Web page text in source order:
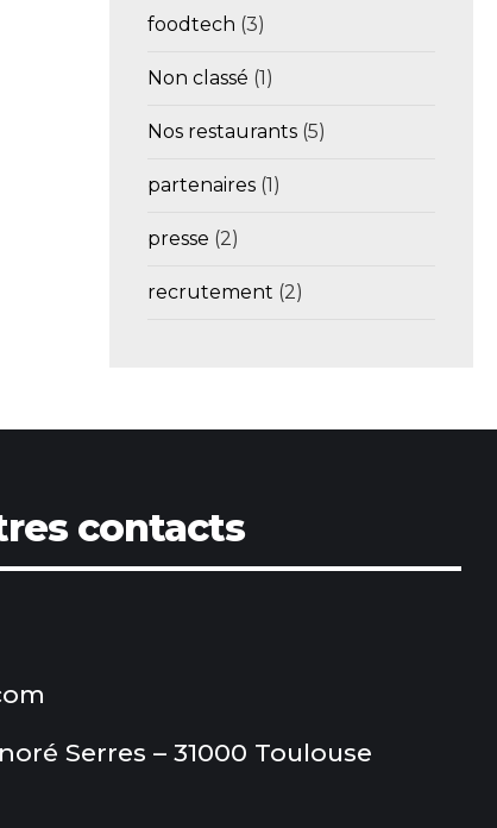
foodtech (3)
Non classé (1)
Nos restaurants (5)
partenaires (1)
presse (2)
recrutement (2)
contacts
Serres – 31000 Toulouse